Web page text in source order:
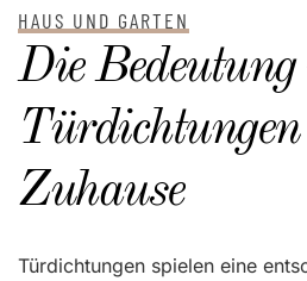
HAUS UND GARTEN
Die Bedeutung
Zuhause
Türdichtungen spielen eine